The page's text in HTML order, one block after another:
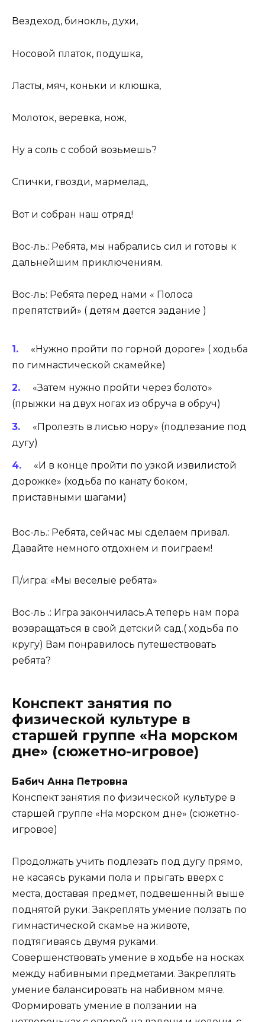
Вездеход, бинокль, духи,
Носовой платок, подушка,
Ласты, мяч, коньки и клюшка,
Молоток, веревка, нож,
Ну а соль с собой возьмешь?
Спички, гвозди, мармелад,
Вот и собран наш отряд!
Вос-ль.: Ребята, мы набрались сил и готовы к
дальнейшим приключениям.
Вос-ль: Ребята перед нами « Полоса
препятствий» ( детям дается задание )
«Нужно пройти по горной дороге» ( ходьба
по гимнастической скамейке)
«Затем нужно пройти через болото»
(прыжки на двух ногах из обруча в обруч)
«Пролезть в лисью нору» (подлезание под
дугу)
«И в конце пройти по узкой извилистой
дорожке» (ходьба по канату боком,
приставными шагами)
Вос-ль.: Ребята, сейчас мы сделаем привал.
Давайте немного отдохнем и поиграем!
П/игра: «Мы веселые ребята»
Вос-ль .: Игра закончилась.А теперь нам пора
возвращаться в свой детский сад.( ходьба по
кругу) Вам понравилось путешествовать
ребята?
Конспект занятия по
физической культуре в
старшей группе «На морском
дне» (сюжетно-игровое)
Бабич Анна Петровна
Конспект занятия по физической культуре в
старшей группе «На морском дне» (сюжетно-
игровое)
Продолжать учить подлезать под дугу прямо,
не касаясь руками пола и прыгать вверх с
места, доставая предмет, подвешенный выше
поднятой руки. Закреплять умение ползать по
гимнастической скамье на животе,
подтягиваясь двумя руками.
Совершенствовать умение в ходьбе на носках
между набивными предметами. Закреплять
умение балансировать на набивном мяче.
Формировать умение в ползании на